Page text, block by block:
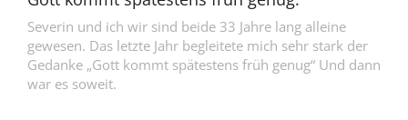
Severin und ich wir sind beide 33 Jahre lang alleine
gewesen. Das letzte Jahr begleitete mich sehr stark der
Gedanke „Gott kommt spätestens früh genug“ Und dann
war es soweit.